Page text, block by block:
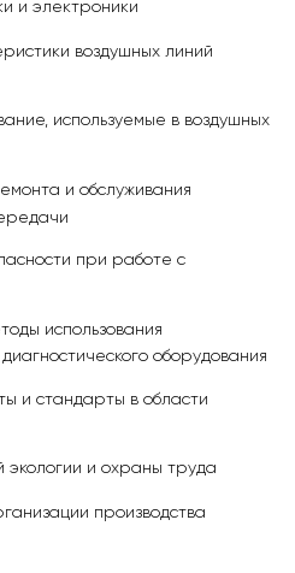
и электроники
воздушных линий
используемые в воздушных
и обслуживания
при работе с
использования
оборудования
и стандарты в области
и охраны труда
производства